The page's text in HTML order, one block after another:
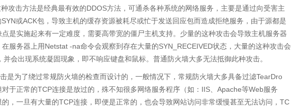
攻击方法是经典最有效的DDOS方法，可通杀各种系统的网络服务，主要是通过向受害主
或ACK包，导致主机的缓存资源被耗尽或忙于发送回应包而造成拒绝服务，由于源都是
是实施起来有一定难度，需要高带宽的僵尸主机支持。少量的这种攻击会导致主机服务器
服务器上用Netstat -na命令会观察到存在大量的SYN_RECEIVED状态，大量的这种攻击会
会出现系统凝固现象，即不响应键盘和鼠标。普通防火墙大多无法抵御此种攻击。
是为了绕过常规防火墙的检查而设计的，一般情况下，常规防火墙大多具备过滤TearDro
于正常的TCP连接是放过的，殊不知很多网络服务程序（如：IIS、Apache等Web服务
，一旦有大量的TCP连接，即便是正常的，也会导致网站访问非常缓慢甚至无法访问，TC